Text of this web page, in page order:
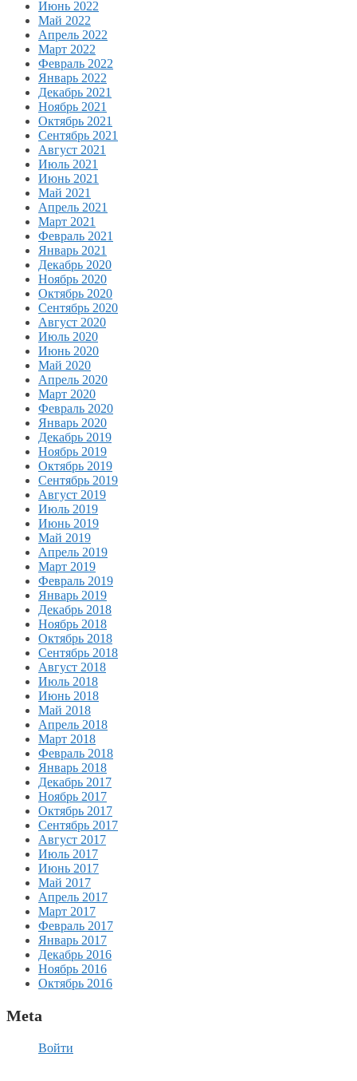
Июнь 2022
Май 2022
Апрель 2022
Март 2022
Февраль 2022
Январь 2022
Декабрь 2021
Ноябрь 2021
Октябрь 2021
Сентябрь 2021
Август 2021
Июль 2021
Июнь 2021
Май 2021
Апрель 2021
Март 2021
Февраль 2021
Январь 2021
Декабрь 2020
Ноябрь 2020
Октябрь 2020
Сентябрь 2020
Август 2020
Июль 2020
Июнь 2020
Май 2020
Апрель 2020
Март 2020
Февраль 2020
Январь 2020
Декабрь 2019
Ноябрь 2019
Октябрь 2019
Сентябрь 2019
Август 2019
Июль 2019
Июнь 2019
Май 2019
Апрель 2019
Март 2019
Февраль 2019
Январь 2019
Декабрь 2018
Ноябрь 2018
Октябрь 2018
Сентябрь 2018
Август 2018
Июль 2018
Июнь 2018
Май 2018
Апрель 2018
Март 2018
Февраль 2018
Январь 2018
Декабрь 2017
Ноябрь 2017
Октябрь 2017
Сентябрь 2017
Август 2017
Июль 2017
Июнь 2017
Май 2017
Апрель 2017
Март 2017
Февраль 2017
Январь 2017
Декабрь 2016
Ноябрь 2016
Октябрь 2016
Meta
Войти